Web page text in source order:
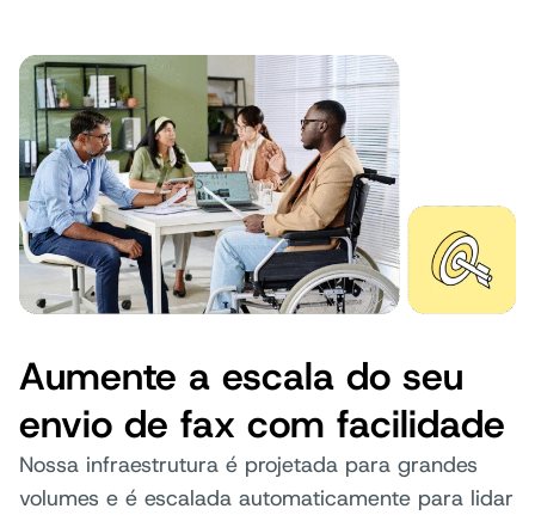
Aumente a escala do seu
envio de fax com facilidade
Nossa infraestrutura é projetada para grandes
volumes e é escalada automaticamente para lidar